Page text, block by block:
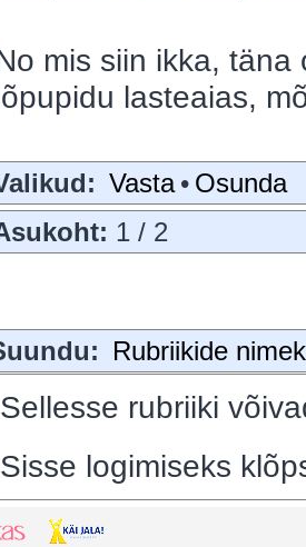
mis siin ikka,
lasteaias,
Vasta • Osunda
1 / 2
Rubriikide
Sellesse rubriiki
Sisse logimiseks